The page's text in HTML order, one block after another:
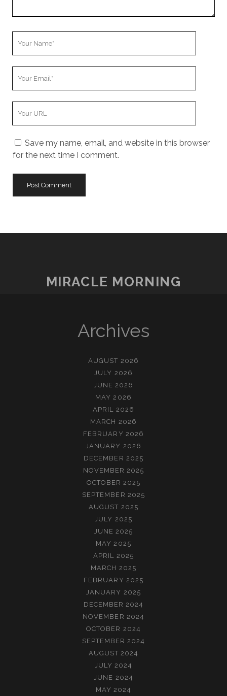
Save my name, email, and website in this browser
for the next time I comment.
MIRACLE MORNING
Archives
AUGUST 2026
JULY 2026
JUNE 2026
MAY 2026
APRIL 2026
MARCH 2026
FEBRUARY 2026
JANUARY 2026
DECEMBER 2025
NOVEMBER 2025
OCTOBER 2025
SEPTEMBER 2025
AUGUST 2025
JULY 2025
JUNE 2025
MAY 2025
APRIL 2025
MARCH 2025
FEBRUARY 2025
JANUARY 2025
DECEMBER 2024
NOVEMBER 2024
OCTOBER 2024
SEPTEMBER 2024
AUGUST 2024
JULY 2024
JUNE 2024
MAY 2024